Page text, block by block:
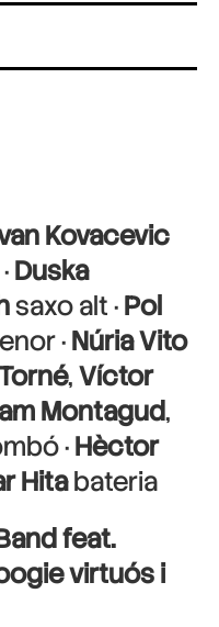
Kovacevic
Duska
saxo alt ·Pol
·Núria Vito
,Víctor
Montagud,
·Hèctor
Hitabateria
feat.
virtuós i